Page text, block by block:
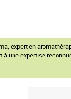
expert en
à une expertise